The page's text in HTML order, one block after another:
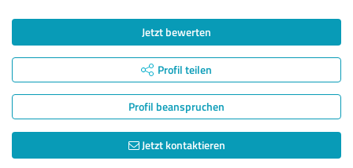
Jetzt bewerten
Profil teilen
Profil beanspruchen
Jetzt kontaktieren